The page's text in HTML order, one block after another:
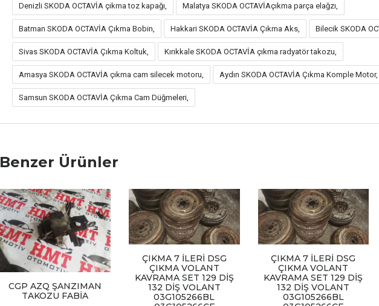
Denizli SKODA OCTAVİA çıkma toz kapağı, Malatya SKODA OCTAVİAçıkma parça elağzı,
Batman SKODA OCTAVİA Çıkma Bobin, Hakkari SKODA OCTAVİA Çıkma Aks, Bilecik SKODA
Sivas SKODA OCTAVİA Çıkma Koltuk, Kırıkkale SKODA OCTAVİA çıkma radyatör takozu,
Amasya SKODA OCTAVİA çıkma cam silecek motoru, Aydın SKODA OCTAVİA Çıkma Komple Motor,
Samsun SKODA OCTAVİA Çıkma Cam Düğmeleri,
Benzer Ürünler
CGP AZQ ŞANZIMAN
TAKOZU FABİA
ÇIKMA 7 İLERİ DSG
ÇIKMA VOLANT
KAVRAMA SET 129 DİŞ
132 DİŞ VOLANT
03G105266BL
ÇIKMA 7 İLERİ DSG
ÇIKMA VOLANT
KAVRAMA SET 129 DİŞ
132 DİŞ VOLANT
03G105266BL